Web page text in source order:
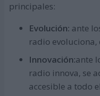
principales:
Evolución: ante
radio evoluciona,
Innovación:ante
radio innova, se
accesible a todo